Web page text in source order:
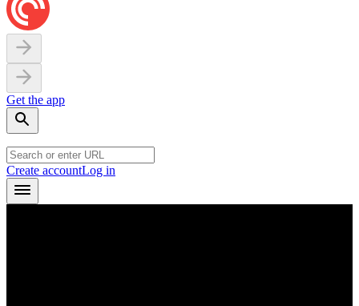
Get the app
Create accountLog in